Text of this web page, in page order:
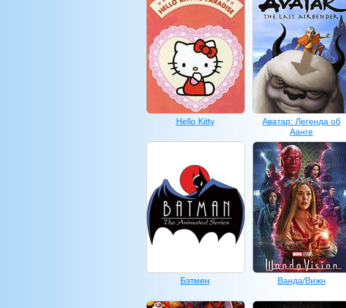
Hello Kitty
Аватар: Легенда об
Аанге
Бэтмен Ванда/Вижн